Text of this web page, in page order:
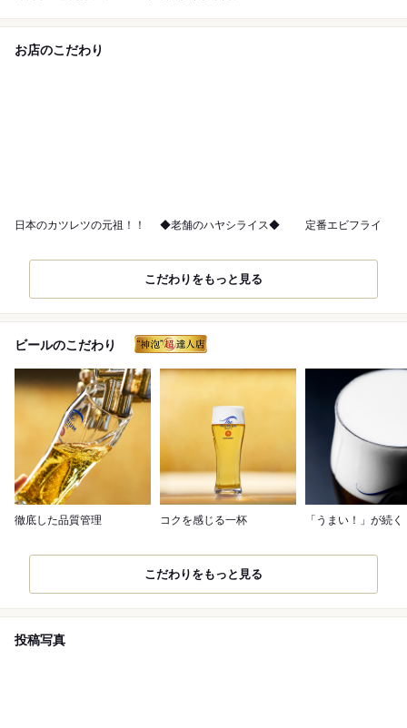
お店のこだわり
日本のカツレツの元祖！！ ◆老舗のハヤシライス◆ 定番エビフライ
こだわりをもっと見る
ビールのこだわり
徹底した品質管理 コクを感じる一杯 「うまい！」が続く
こだわりをもっと見る
投稿写真